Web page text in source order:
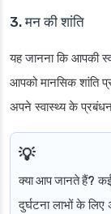
3. मन की शांति
यह जानना कि आपकी
आपको मानसिक शांति
अपने स्वास्थ्य के
क्या आप जानते हैं? कई
दुर्घटना लाभों के लिए